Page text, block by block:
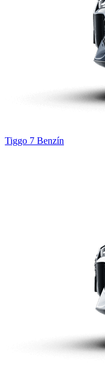
Tiggo 7 Benzín